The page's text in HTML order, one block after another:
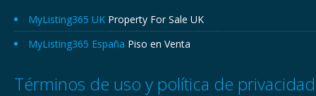
MyListing365 UK Property For Sale UK
MyListing365 España Piso en Venta
Términos de uso y política de privacidad